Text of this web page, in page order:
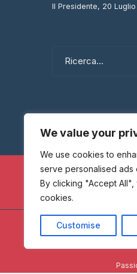
We value your
We use cookies to
serve personalised ads
By clicking "Accept
cookies.
Customise
Il Presidente, 20